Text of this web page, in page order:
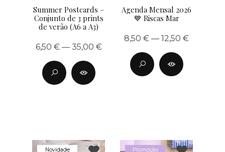
Summer Postcards –
Conjunto de 3 prints
de verão (A6 a A3)
6,50 € — 35,00 €
Agenda Mensal 2026
💙 Riscas Mar
8,50 € — 12,50 €
Novidade Promoção